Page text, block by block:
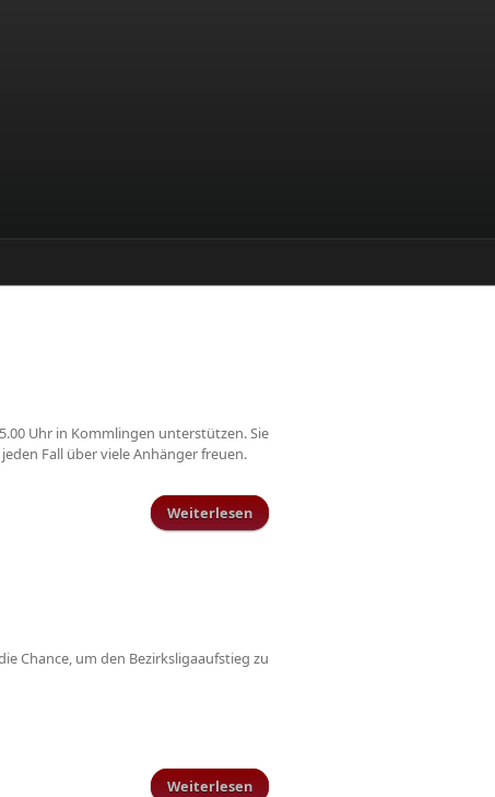
Uhr in Kommlingen unterstützen. Sie
Fall über viele Anhänger freuen.
Weiterlesen
Chance, um den Bezirksligaaufstieg zu
Weiterlesen
über Termine der Aufstiegsspiele